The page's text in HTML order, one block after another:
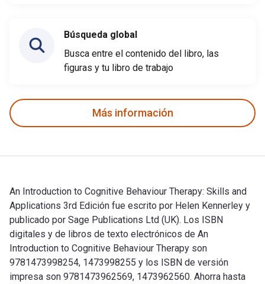
Búsqueda global
Busca entre el contenido del libro, las
figuras y tu libro de trabajo
Más información
An Introduction to Cognitive Behaviour Therapy: Skills and
Applications 3rd Edición fue escrito por Helen Kennerley y
publicado por Sage Publications Ltd (UK). Los ISBN
digitales y de libros de texto electrónicos de An
Introduction to Cognitive Behaviour Therapy son
9781473998254, 1473998255 y los ISBN de versión
impresa son 9781473962569, 1473962560. Ahorra hasta